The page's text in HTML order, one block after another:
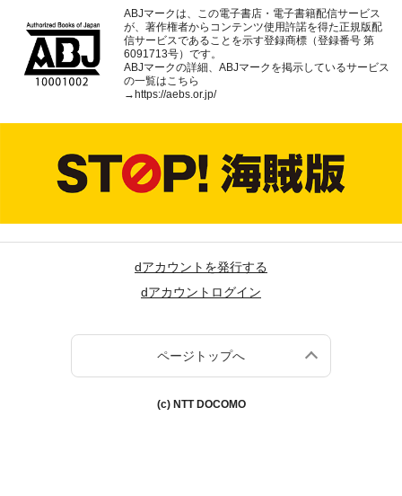
ABJマークは、この電子書店・電子書籍配信サービス
が、著作権者からコンテンツ使用許諾を得た正規版配
信サービスであることを示す登録商標（登録番号 第
6091713号）です。
ABJマークの詳細、ABJマークを掲示しているサービス
の一覧はこちら
→https://aebs.or.jp/
dアカウントを発行する
dアカウントログイン
ページトップへ
(c) NTT DOCOMO